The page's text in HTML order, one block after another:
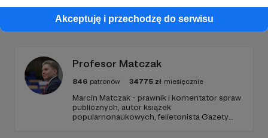
Akceptuję i przechodzę do serwisu
Promowani autorzy
Profesor Matczak
846 patronów 34775 zł miesięcznie
Marcin Matczak - prawnik i komentator spraw
publicznych, autor książek
popularnonaukowych, felietonista Gazety